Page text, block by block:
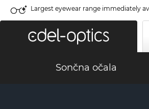
Largest eyewear range immediately
Sončna očala